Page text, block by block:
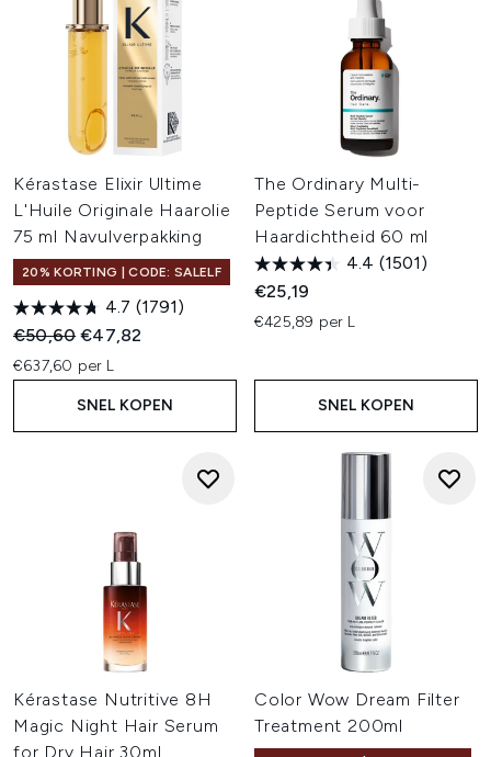
Kérastase Elixir Ultime
L'Huile Originale Haarolie
75 ml Navulverpakking
20% KORTING | CODE: SALELF
4.7 (1791)
Recommended Retail Price:
€50,60Huidige prijs:
€47,82
€637,60 per L
SNEL KOPEN
The Ordinary Multi-
Peptide Serum voor
Haardichtheid 60 ml
4.4 (1501)
€25,19
€425,89 per L
SNEL KOPEN
Kérastase Nutritive 8H
Magic Night Hair Serum
for Dry Hair 30ml
Color Wow Dream Filter
Treatment 200ml